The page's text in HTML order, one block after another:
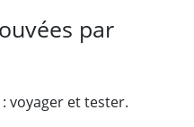
par
voyager et tester.